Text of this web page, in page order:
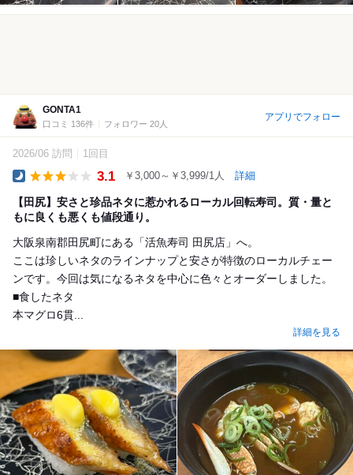
GONTA1
口コミ 136件 フォロワー 20人
アプリでフォロー
2026/06 訪問 1回目
3.1 ￥3,000～￥3,999/1人 詳細
【田尻】安さと珍品ネタに惹かれるローカル回転寿司。質・量と
もに良くも悪くも値段通り。
大阪泉南郡田尻町にある「活魚寿司 田尻店」へ。
ここは珍しいネタのラインナップと安さが特徴のローカルチェー
ンです。今回は気になるネタを中心に色々とオーダーしました。
■食したネタ
本マグロ6貫...
詳細を見る